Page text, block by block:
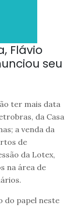
Flávio
seu
ter mais data
da Casa
a venda da
de
da Lotex,
na área de
do papel neste